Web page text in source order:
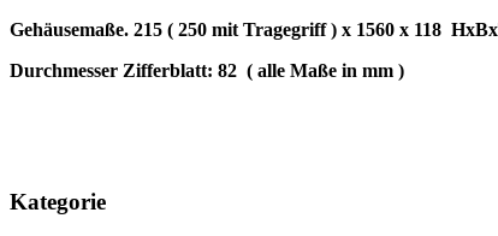
Gehäusemaße. 215 ( 250 mit Tragegriff ) x 1560 x 118
Durchmesser Zifferblatt: 82 ( alle Maße in mm )
Kategorie